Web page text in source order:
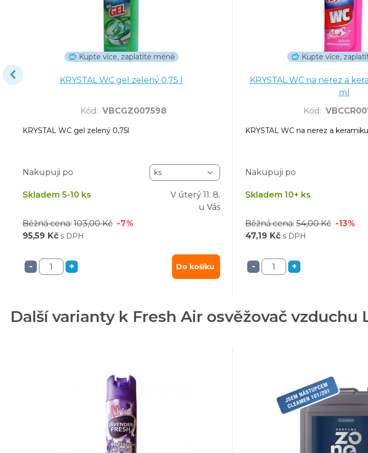
Kupte více, zaplatíte méně
KRYSTAL WC gel zelený 0,75 l
Kód : VBCGZ007598
KRYSTAL WC gel zelený 0,75l
Nakupuji po
Skladem 5-10 ks V úterý 11. 8.
u Vás
Běžná cena: 103,00 Kč -7%
95,59 Kč s DPH
- + Do košíku
Kupte více,
KRYSTAL WC na nerez a
ml
Kód :
KRYSTAL WC na nerez a
Nakupuji po
Skladem 10+ ks
Běžná cena: 54,00 Kč -13%
47,19 Kč s DPH
- +
Další varianty k Fresh Air osvěžovač vzduchu